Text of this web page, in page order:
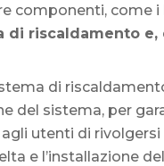
componenti, come
di riscaldamento
di
del sistema, per
utenti di
e l’installazione